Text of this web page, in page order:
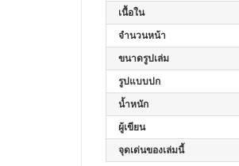
เนื้อใน
จำนวนหน้า
ขนาดรูปเล่ม
รูปแบบปก
น้ำหนัก
ผู้เขียน
จุดเด่นของเล่มนี้